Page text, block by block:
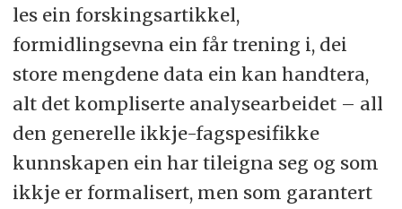
les ein forskingsartikkel,
formidlingsevna ein får trening i, dei
store mengdene data ein kan handtera,
alt det kompliserte analysearbeidet – all
den generelle ikkje-fagspesifikke
kunnskapen ein har tileigna seg og som
ikkje er formalisert, men som garantert